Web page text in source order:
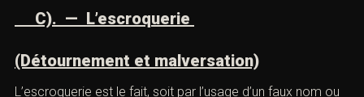
que les faits sont imputés audirigeant d’un groupement
créer, de maintenir oud’exploiter la contrainte
psychologique ou physique des personnes qui